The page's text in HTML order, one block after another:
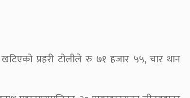
प्रहरी टोलीले रु ७१ हजार ५५, चार थान